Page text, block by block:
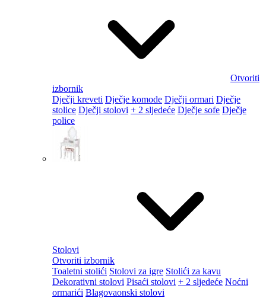
Otvoriti
izbornik
Dječji kreveti Dječje komode Dječji ormari Dječje
stolice Dječji stolovi + 2 sljedeće Dječje sofe Dječje
police
Stolovi
Otvoriti izbornik
Toaletni stolići Stolovi za igre Stolići za kavu
Dekorativni stolovi Pisaći stolovi + 2 sljedeće Noćni
ormarići Blagovaonski stolovi